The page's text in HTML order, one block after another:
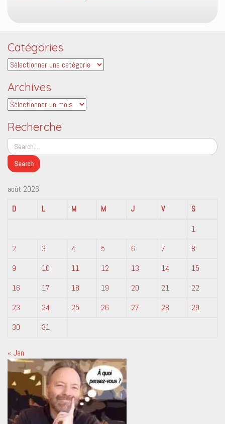
Catégories
Catégories
Archives
Archives
Recherche
août 2026
D
L M M J V
S
1
2
3 4 5 6 7
8
9
10 11 12 13 14
15
16
17 18 19 20 21
22
23
24 25 26 27 28
29
30
31
« Jan